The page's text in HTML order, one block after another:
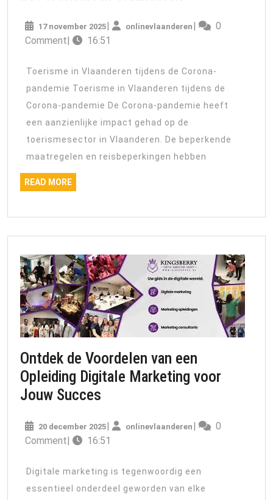
de
pandemie
op
het
toerisme
in
Vlaanderen
17 november 202517
november
onlinevlaanderen onlinevlaanderen
0
Comment
16:51
Toerisme in Vlaanderen tijdens de Corona-
pandemie Toerisme in Vlaanderen tijdens de
Corona-pandemie De Corona-pandemie heeft
een aanzienlijke impact gehad op de
toerismesector in Vlaanderen. De beperkende
maatregelen en reisbeperkingen hebben
READ MOREREAD
MORE
Ontdek de Voordelen van een
Opleiding Digitale Marketing voor
Jouw Succes
Voordelen
van
een
Opleiding
20 december 202520
december
onlinevlaanderen onlinevlaanderen
0
Comment
16:51
Digitale marketing is tegenwoordig een
essentieel onderdeel geworden van elke